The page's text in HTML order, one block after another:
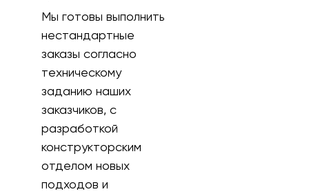
Мы готовы выполнить
нестандартные
заказы согласно
техническому
заданию наших
заказчиков, с
разработкой
конструкторским
отделом новых
подходов и